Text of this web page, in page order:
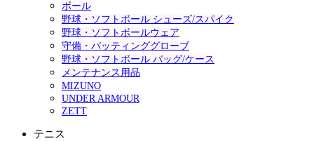
ボール
野球・ソフトボール シューズ/スパイク
野球・ソフトボールウェア
守備・バッティンググローブ
野球・ソフトボール バッグ/ケース
メンテナンス用品
MIZUNO
UNDER ARMOUR
ZETT
テニス